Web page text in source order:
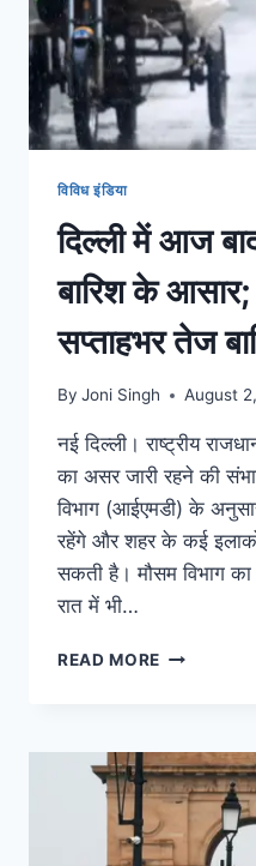
विविध इंडिया
दिल्ली में आज
बारिश के
सप्ताहभर तेज
By Joni Singh August
नई दिल्ली। राष्ट्रीय
का असर जारी रहने की
विभाग (आईएमडी) के
रहेंगे और शहर के कई इलाकों
सकती है। मौसम विभाग
रात में भी…
READ MORE